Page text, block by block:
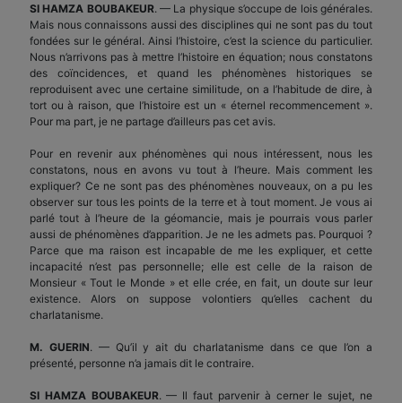
SI HAMZA BOUBAKEUR. — La physique s’occupe de lois générales.
Mais nous connaissons aussi des disciplines qui ne sont pas du tout
fondées sur le général. Ainsi l’histoire, c’est la science du particulier.
Nous n’arrivons pas à mettre l’histoire en équation; nous constatons
des coïncidences, et quand les phénomènes historiques se
reproduisent avec une certaine similitude, on a l’habitude de dire, à
tort ou à raison, que l’histoire est un « éternel recommencement ».
Pour ma part, je ne partage d’ailleurs pas cet avis.
Pour en revenir aux phénomènes qui nous intéressent, nous les
constatons, nous en avons vu tout à l’heure. Mais comment les
expliquer? Ce ne sont pas des phénomènes nouveaux, on a pu les
observer sur tous les points de la terre et à tout moment. Je vous ai
parlé tout à l’heure de la géomancie, mais je pourrais vous parler
aussi de phénomènes d’apparition. Je ne les admets pas. Pourquoi ?
Parce que ma raison est incapable de me les expliquer, et cette
incapacité n’est pas personnelle; elle est celle de la raison de
Monsieur « Tout le Monde » et elle crée, en fait, un doute sur leur
existence. Alors on suppose volontiers qu’elles cachent du
charlatanisme.
M. GUERIN. — Qu’il y ait du charlatanisme dans ce que l’on a
présenté, personne n’a jamais dit le contraire.
SI HAMZA BOUBAKEUR. — Il faut parvenir à cerner le sujet, ne